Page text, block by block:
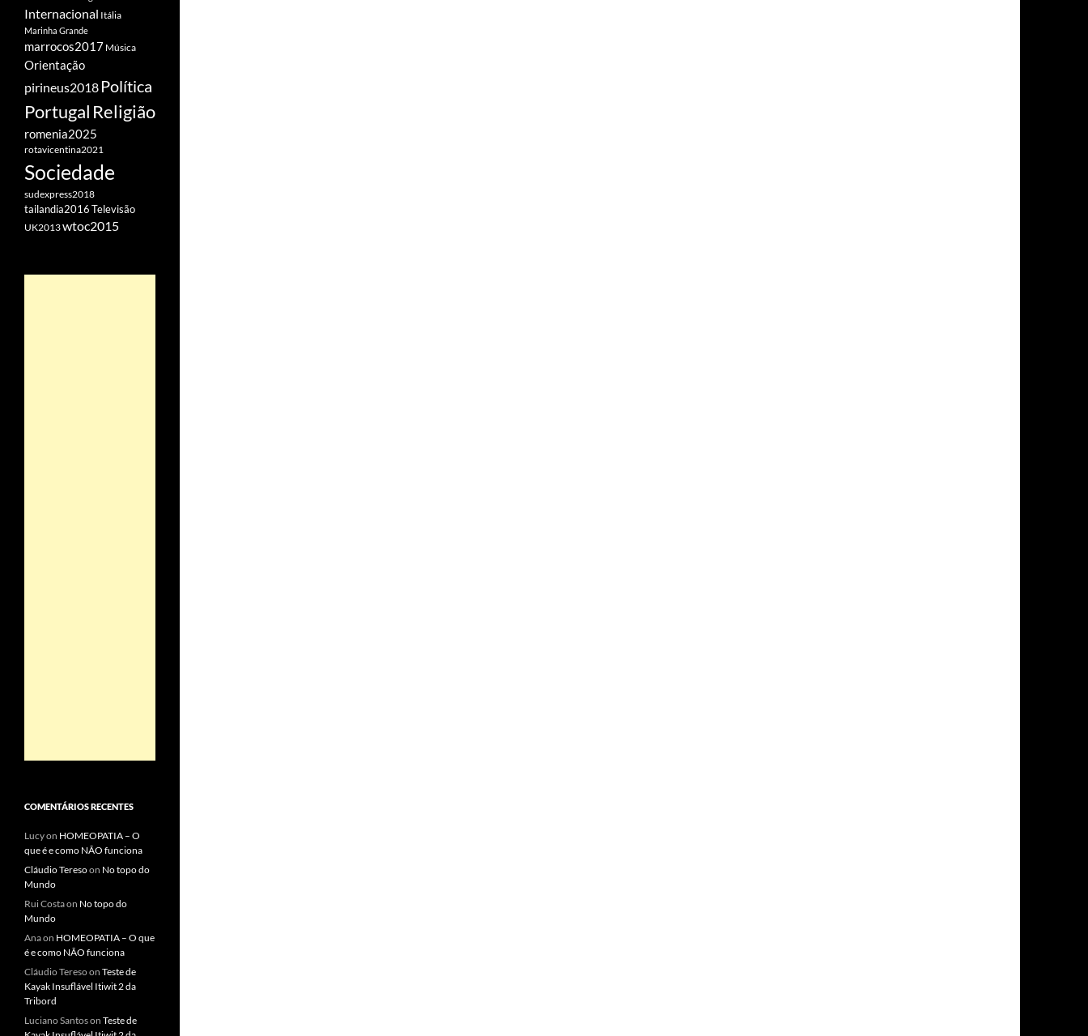
Internacional Itália
Marinha Grande
marrocos2017 Música
Orientação
pirineus2018 Política
Portugal Religião
romenia2025
rotavicentina2021
Sociedade
sudexpress2018
tailandia2016Televisão
UK2013wtoc2015
COMENTÁRIOS RECENTES
Lucyon HOMEOPATIA – O
que é e como NÃO funciona
Cláudio Teresoon No topo do
Mundo
Rui Costaon No topo do
Mundo
Anaon HOMEOPATIA – O que
é e como NÃO funciona
Cláudio Teresoon Teste de
Kayak Insuflável Itiwit 2 da
Tribord
Luciano Santoson Teste de